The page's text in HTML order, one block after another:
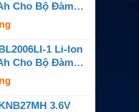
Cho Bộ Đàm
TK-2200, NX-
340
1 Li-Ion
Cho Bộ Đàm
PD782
3.6V